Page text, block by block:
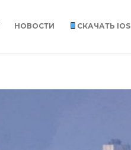
НОВОСТИ СКАЧАТЬ IOS